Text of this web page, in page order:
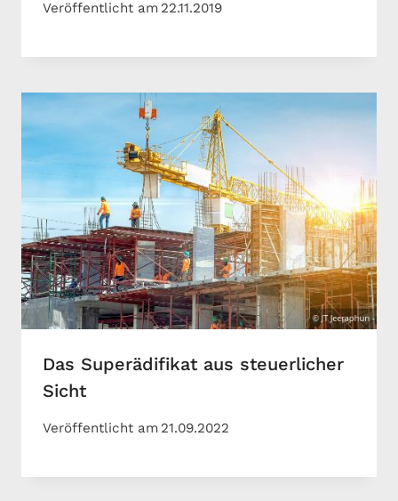
Veröffentlicht am 22.11.2019
Das Superädifikat aus steuerlicher
Sicht
Veröffentlicht am 21.09.2022